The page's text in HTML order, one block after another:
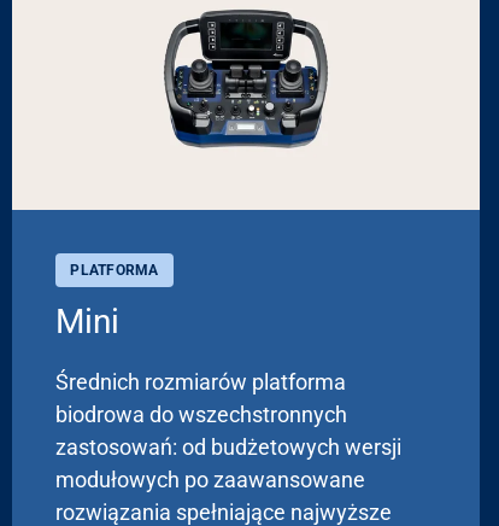
PLATFORMA
Mini
Średnich rozmiarów platforma
biodrowa do wszechstronnych
zastosowań: od budżetowych wersji
modułowych po zaawansowane
rozwiązania spełniające najwyższe